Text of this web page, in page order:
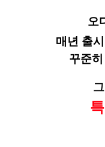
오
매년 출
꾸준